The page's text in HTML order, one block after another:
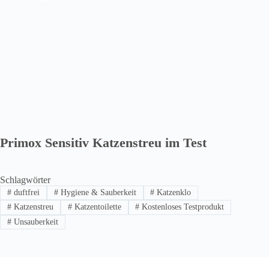
Primox Sensitiv Katzenstreu im Test
Schlagwörter
#duftfrei #Hygiene & Sauberkeit # Katzenklo
#Katzenstreu #Katzentoilette # Kostenloses Testprodukt
#Unsauberkeit